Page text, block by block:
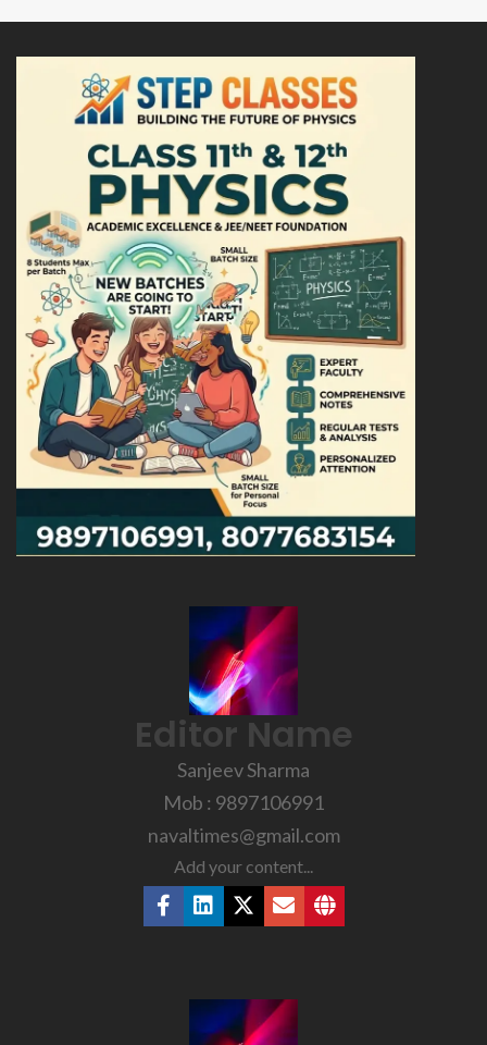
Editor Name
Sanjeev Sharma
Mob : 9897106991
navaltimes@gmail.com
Add your content...